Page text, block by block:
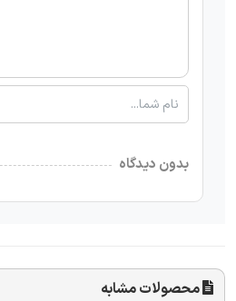
بدون دیدگاه
محصولات مشابه